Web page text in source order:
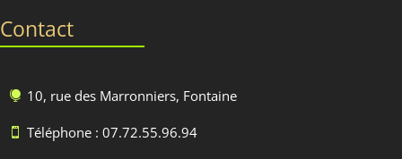
Contact
 10, rue des Marronniers, Fontaine
 Téléphone : 07.72.55.96.94